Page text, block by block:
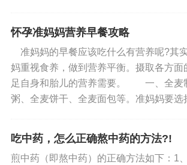
怀孕准妈妈营养早餐攻略
准妈妈的早餐应该吃什么有营养呢?其
妈重视食养，做到营养平衡。摄取各方面
足自身和胎儿的营养需要。 一、全麦
粥、全麦饼干、全麦面包等。准妈妈要选
吃中药，怎么正确熬中药的方法?!
煎中药（即熬中药）的正确方法如下：1